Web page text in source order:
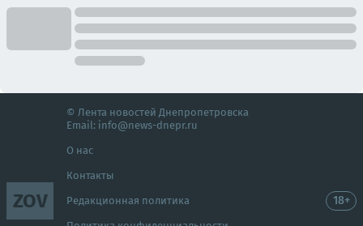
ZOV
© Лента новостей Днепропетровска
Email: info@news-dnepr.ru
О нас
Контакты
Редакционная политика 18+